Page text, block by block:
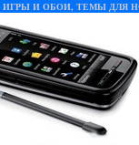
И ОБОИ, ТЕМЫ ДЛЯ